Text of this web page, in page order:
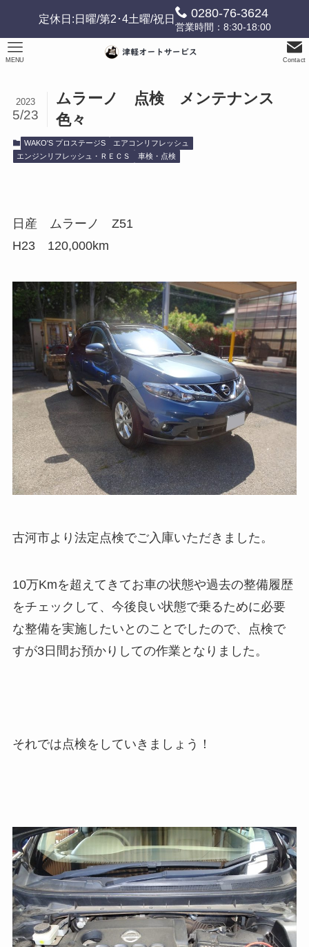
定休日:日曜/第2･4土曜/祝日 0280-76-3624
営業時間：8:30-18:00
Contact
MENU
ムラーノ 点検 メンテナンス
色々
2023
5/23
WAKO'S プロステージS
エアコンリフレッシュ
エンジンリフレッシュ・ＲＥＣＳ
車検・点検
日産 ムラーノ Z51
H23 120,000km
古河市より法定点検でご入庫いただきました。
10万Kmを超えてきてお車の状態や過去の整備履歴
をチェックして、今後良い状態で乗るために必要
な整備を実施したいとのことでしたので、点検で
すが3日間お預かりしての作業となりました。
それでは点検をしていきましょう！